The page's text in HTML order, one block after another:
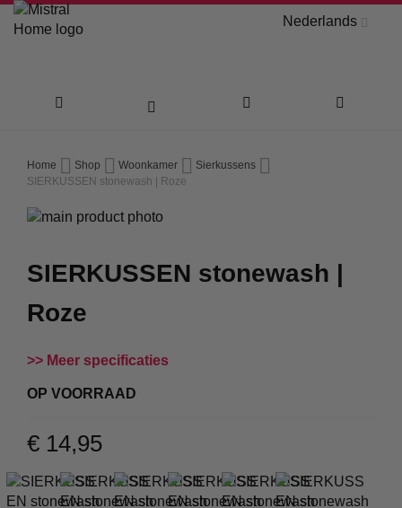
Nederlands
naar
de
Home Shop Woonkamer
Sierkussens
SIERKUSSEN stonewash | Roze
Ga
einde
de
gallerij
het
van
afbeeldingen-
SIERKUSSEN stonewash |
Roze
Meer specificaties
OP VOORRAAD
€ 14,95